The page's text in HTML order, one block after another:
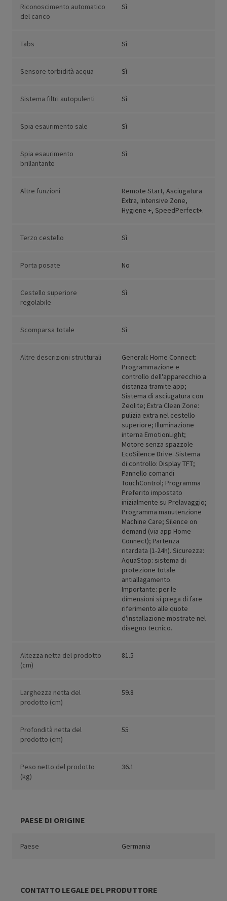
Riconoscimento automatico
del carico
Sì
Tabs Sì
Sensore torbidità acqua Sì
Sistema filtri autopulenti Sì
Spia esaurimento sale Sì
Spia esaurimento
brillantante
Sì
Altre funzioni
Remote Start, Asciugatura
Extra, Intensive Zone,
Hygiene +, SpeedPerfect+.
Terzo cestello Sì
Porta posate No
Cestello superiore
regolabile
Sì
Scomparsa totale Sì
Altre descrizioni strutturali
Generali: Home Connect:
Programmazione e
controllo dell'apparecchio a
distanza tramite app;
Sistema di asciugatura con
Zeolite; Extra Clean Zone:
pulizia extra nel cestello
superiore; Illuminazione
interna EmotionLight;
Motore senza spazzole
EcoSilence Drive. Sistema
di controllo: Display TFT;
Pannello comandi
TouchControl; Programma
Preferito impostato
inizialmente su Prelavaggio;
Programma manutenzione
Machine Care; Silence on
demand (via app Home
Connect); Partenza
ritardata (1-24h). Sicurezza:
AquaStop: sistema di
protezione totale
antiallagamento.
Importante: per le
dimensioni si prega di fare
riferimento alle quote
d'installazione mostrate nel
disegno tecnico.
Altezza netta del prodotto
(cm)
81.5
Larghezza netta del
prodotto (cm)
59.8
Profondità netta del
prodotto (cm)
55
Peso netto del prodotto
(kg)
36.1
PAESE DI ORIGINE
Paese Germania
CONTATTO LEGALE DEL PRODUTTORE